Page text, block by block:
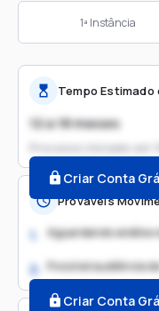
1ª Instância
Tempo
12 a 18 meses
Processo iniciado em
Criar Conta
Prováveis
1. Aguardando análise
2. Possível audiência
Criar Conta